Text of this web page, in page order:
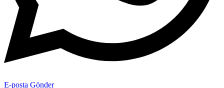
E-posta Gönder